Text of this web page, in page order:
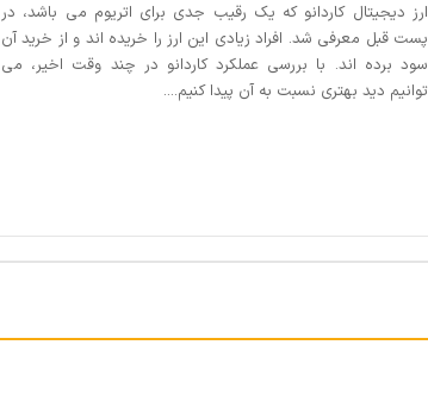
ارز دیجیتال کاردانو که یک رقیب جدی برای اتریوم می باشد، در
پست قبل معرفی شد. افراد زیادی این ارز را خریده اند و از خرید آن
سود برده اند. با بررسی عملکرد کاردانو در چند وقت اخیر، می
توانیم دید بهتری نسبت به آن پیدا کنیم....